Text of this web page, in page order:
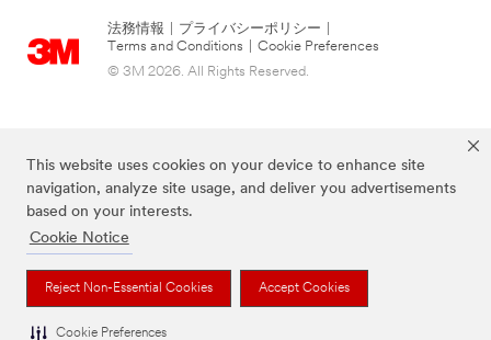
This website uses cookies on your device to enhance site
navigation, analyze site usage, and deliver you advertisements
based on your interests.
Cookie Notice
Reject Non-Essential Cookies Accept Cookies
Cookie Preferences
法務情報 プライバシーポリシー
Terms and Conditions
Cookie Preferences
© 3M 2026. All Rights Reserved.
当サイト上に掲載されているブランドは3M社の商標です。